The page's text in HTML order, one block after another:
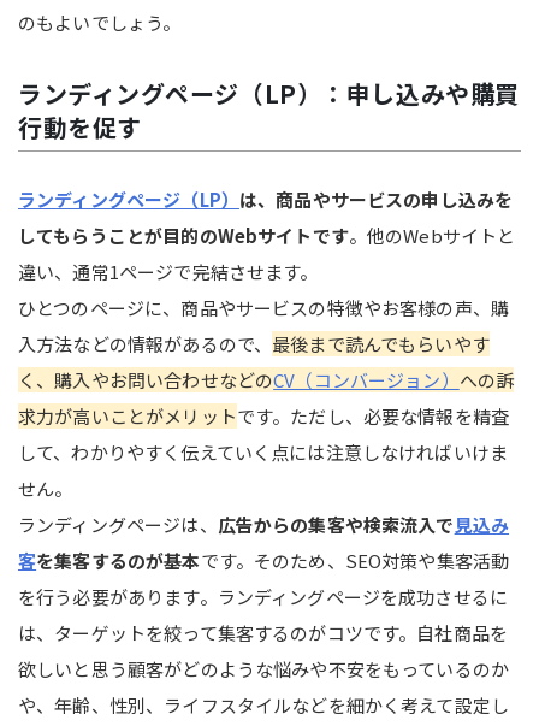
のもよいでしょう。
ランディングページ（LP）：申し込みや購買
行動を促す
ランディングページ（LP） は、商品やサービスの申し込みを
してもらうことが目的のWebサイトです。他のWebサイトと
違い、通常1ページで完結させます。
ひとつのページに、商品やサービスの特徴やお客様の声、購
入方法などの情報があるので、 最後まで読んでもらいやす
く、購入やお問い合わせなどのCV（コンバージョン） への訴
求力が高いことがメリットです。ただし、必要な情報を精査
して、わかりやすく伝えていく点には注意しなければいけま
せん。
ランディングページは、 広告からの集客や検索流入で見込み
客を集客するのが基本です。そのため、SEO対策や集客活動
を行う必要があります。ランディングページを成功させるに
は、ターゲットを絞って集客するのがコツです。自社商品を
欲しいと思う顧客がどのような悩みや不安をもっているのか
や、年齢、性別、ライフスタイルなどを細かく考えて設定し